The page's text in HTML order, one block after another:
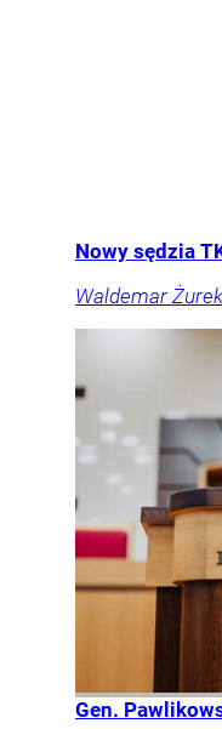
Nowy sędzia
Waldemar
Gen.